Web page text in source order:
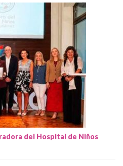
del Hospital de Niños